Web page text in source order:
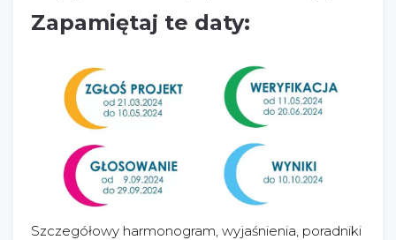
Zapamiętaj te daty:
Szczegółowy harmonogram, wyjaśnienia, poradniki